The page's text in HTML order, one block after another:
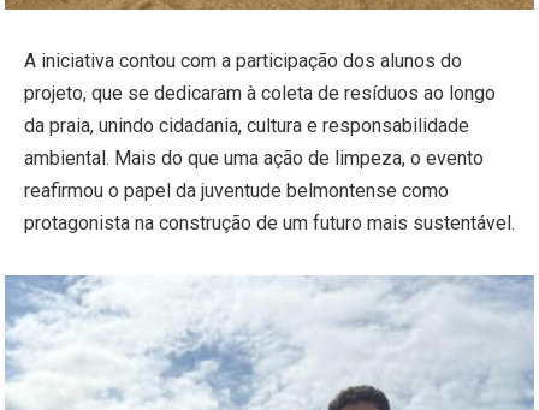
A iniciativa contou com a participação dos alunos do
projeto, que se dedicaram à coleta de resíduos ao longo
da praia, unindo cidadania, cultura e responsabilidade
ambiental. Mais do que uma ação de limpeza, o evento
reafirmou o papel da juventude belmontense como
protagonista na construção de um futuro mais sustentável.